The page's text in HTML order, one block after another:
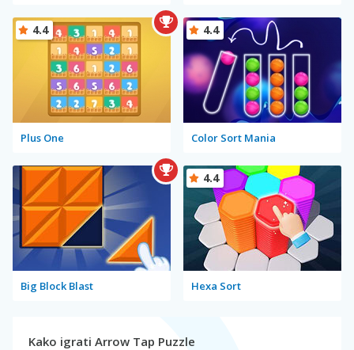
Plus One
4.4
Color Sort Mania
4.4
Big Block Blast Hexa Sort
4.4
Kako igrati Arrow Tap Puzzle